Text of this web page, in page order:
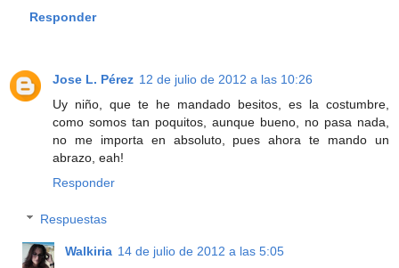
Responder
Jose L. Pérez 12 de julio de 2012 a las 10:26
Uy niño, que te he mandado besitos, es la costumbre,
como somos tan poquitos, aunque bueno, no pasa nada,
no me importa en absoluto, pues ahora te mando un
abrazo, eah!
Responder
Respuestas
Walkiria 14 de julio de 2012 a las 5:05